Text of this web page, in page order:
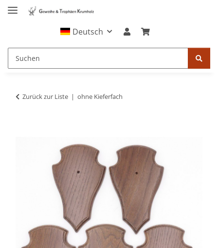
Deutsch
Zurück zur Liste ohne Kieferfach